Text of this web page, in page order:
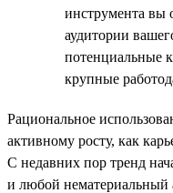
инструмента вы
аудитории
потенциальные
крупные
Рациональное
активному росту, как
С недавних пор тренд
и любой